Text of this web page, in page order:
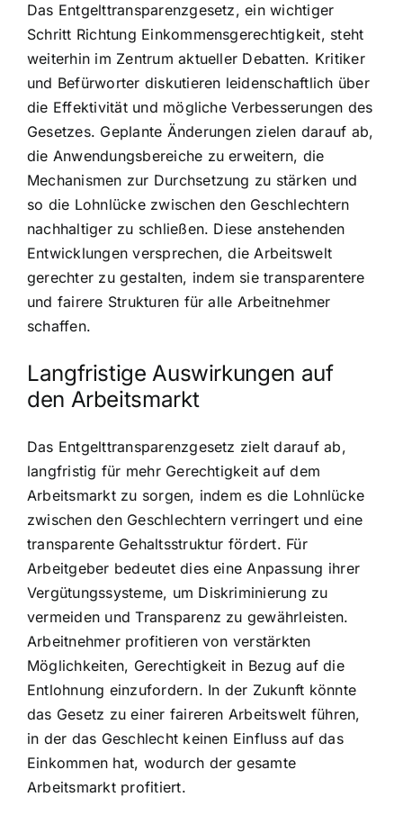
Das Entgelttransparenzgesetz, ein wichtiger
Schritt Richtung Einkommensgerechtigkeit, steht
weiterhin im Zentrum aktueller Debatten. Kritiker
und Befürworter diskutieren leidenschaftlich über
die Effektivität und mögliche Verbesserungen des
Gesetzes. Geplante Änderungen zielen darauf ab,
die Anwendungsbereiche zu erweitern, die
Mechanismen zur Durchsetzung zu stärken und
so die Lohnlücke zwischen den Geschlechtern
nachhaltiger zu schließen. Diese anstehenden
Entwicklungen versprechen, die Arbeitswelt
gerechter zu gestalten, indem sie transparentere
und fairere Strukturen für alle Arbeitnehmer
schaffen.
Langfristige Auswirkungen auf
den Arbeitsmarkt
Das Entgelttransparenzgesetz zielt darauf ab,
langfristig für mehr Gerechtigkeit auf dem
Arbeitsmarkt zu sorgen, indem es die Lohnlücke
zwischen den Geschlechtern verringert und eine
transparente Gehaltsstruktur fördert. Für
Arbeitgeber bedeutet dies eine Anpassung ihrer
Vergütungssysteme, um Diskriminierung zu
vermeiden und Transparenz zu gewährleisten.
Arbeitnehmer profitieren von verstärkten
Möglichkeiten, Gerechtigkeit in Bezug auf die
Entlohnung einzufordern. In der Zukunft könnte
das Gesetz zu einer faireren Arbeitswelt führen,
in der das Geschlecht keinen Einfluss auf das
Einkommen hat, wodurch der gesamte
Arbeitsmarkt profitiert.